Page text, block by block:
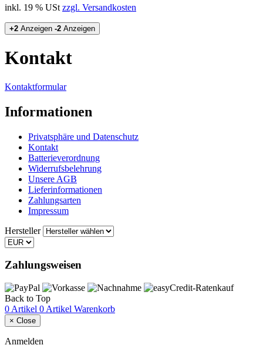
inkl. 19 % USt zzgl. Versandkosten
+2 Anzeigen -2 Anzeigen
Kontakt
Kontaktformular
Informationen
Privatsphäre und Datenschutz
Kontakt
Batterieverordnung
Widerrufsbelehrung
Unsere AGB
Lieferinformationen
Zahlungsarten
Impressum
Hersteller
Zahlungsweisen
Back to Top
0 Artikel 0 Artikel Warenkorb
× Close
Anmelden